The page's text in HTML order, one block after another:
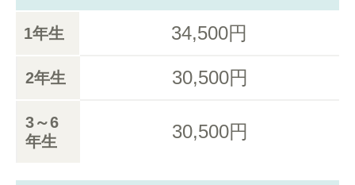
1年生 34,500円
2年生 30,500円
3～6
年生
30,500円